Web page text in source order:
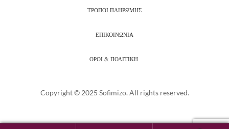
ΤΡΟΠΟΙ ΠΛΗΡΩΜΗΣ
ΕΠΙΚΟΙΝΩΝΙΑ
ΟΡΟΙ & ΠΟΛΙΤΙΚΗ
Copyright © 2025 Sofimizo. All rights reserved.